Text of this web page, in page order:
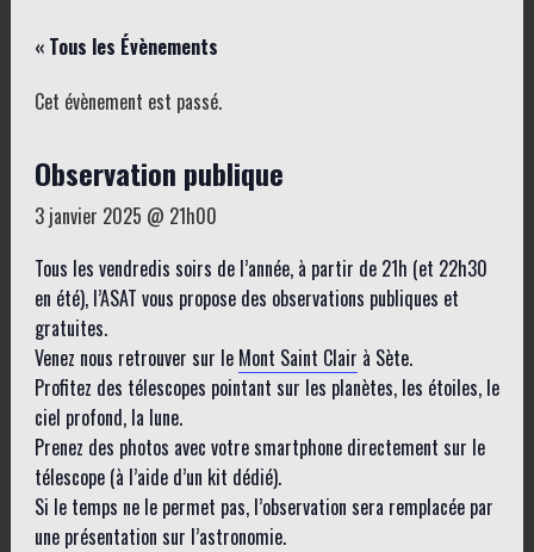
« Tous les Évènements
Cet évènement est passé.
Observation publique
3 janvier 2025 @ 21h00
Tous les vendredis soirs de l’année, à partir de 21h (et 22h30
en été), l’ASAT vous propose des observations publiques et
gratuites.
Venez nous retrouver sur le Mont Saint Clair à Sète.
Profitez des télescopes pointant sur les planètes, les étoiles, le
ciel profond, la lune.
Prenez des photos avec votre smartphone directement sur le
télescope (à l’aide d’un kit dédié).
Si le temps ne le permet pas, l’observation sera remplacée par
une présentation sur l’astronomie.